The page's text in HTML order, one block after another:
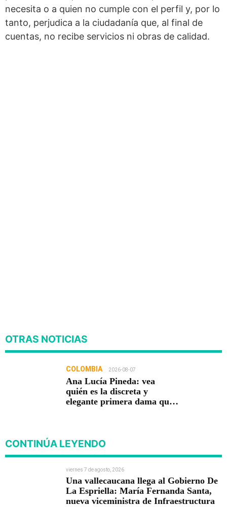
necesita o a quien no cumple con el perfil y, por lo
tanto, perjudica a la ciudadanía que, al final de
cuentas, no recibe servicios ni obras de calidad.
OTRAS NOTICIAS
COLOMBIA 2026-08-07
Ana Lucía Pineda: vea
quién es la discreta y
elegante primera dama que
CONTINÚA LEYENDO
viernes 7 de agosto, 2026
Una vallecaucana llega al Gobierno De
La Espriella: María Fernanda Santa,
nueva viceministra de Infraestructura